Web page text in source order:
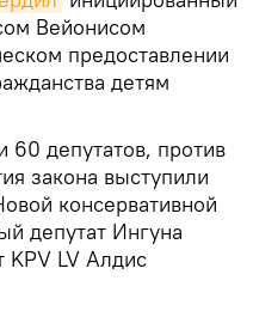
Вейонисом
предоставлении
детям
60 депутатов, против
закона выступили
консервативной
депутат Ингуна
KPV LV Алдис